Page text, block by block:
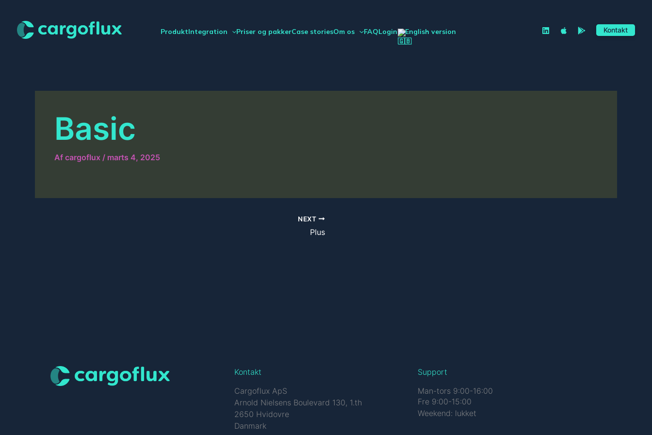
indholdet
ProduktIntegration Priser og pakkerCase storiesOm os FAQLogin English version Kontakt
Basic
Af cargoflux / marts 4, 2025
NEXT
Plus
Kontakt
Cargoflux ApS
Arnold Nielsens Boulevard 130, 1.th
2650 Hvidovre
Danmark
Support
Man-tors 9:00-16:00
Fre 9:00-15:00
Weekend: lukket